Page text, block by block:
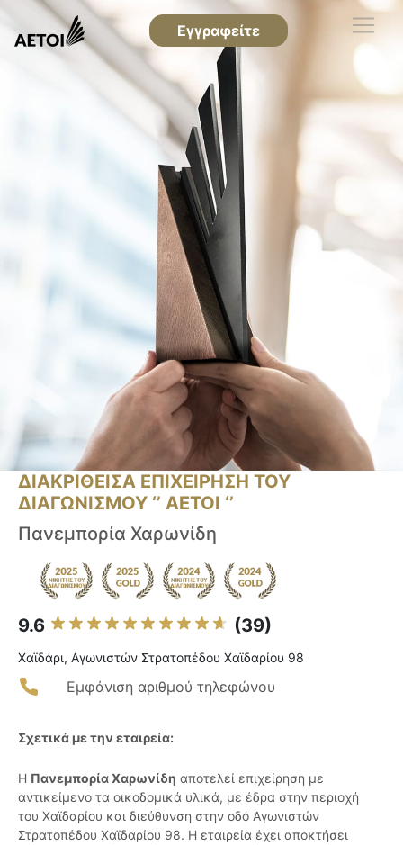
Εγγραφείτε
ΔΙΑΚΡΙΘΕΙΣΑ ΕΠΙΧΕΙΡΗΣΗ ΤΟΥ
ΔΙΑΓΩΝΙΣΜΟΥ ‘’ ΑΕΤΟΙ ‘’
Πανεμπορία Χαρωνίδη
9.6 (39)
Χαϊδάρι, Αγωνιστών Στρατοπέδου Χαϊδαρίου 98
Εμφάνιση αριθμού τηλεφώνου
Σχετικά με την εταιρεία:
Η Πανεμπορία Χαρωνίδη αποτελεί επιχείρηση με
αντικείμενο τα οικοδομικά υλικά, με έδρα στην περιοχή
του Χαϊδαρίου και διεύθυνση στην οδό Αγωνιστών
Στρατοπέδου Χαϊδαρίου 98. Η εταιρεία έχει αποκτήσει